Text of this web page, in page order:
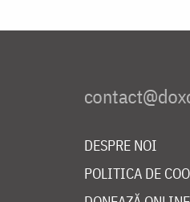
DESPRE NOI
POLITICA DE